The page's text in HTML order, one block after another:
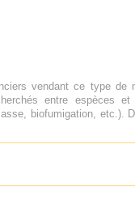
vendant ce type de
entre espèces et
biofumigation, etc.).